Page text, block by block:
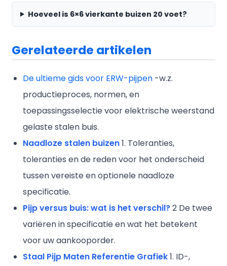
Hoeveel is 6×6 vierkante buizen 20 voet?
Gerelateerde artikelen
De ultieme gids voor ERW-pijpen-w.z.
productieproces, normen, en
toepassingsselectie voor elektrische weerstand
gelaste stalen buis.
Naadloze stalen buizen1. Toleranties,
toleranties en de reden voor het onderscheid
tussen vereiste en optionele naadloze
specificatie.
Pijp versus buis: wat is het verschil?2 De twee
variëren in specificatie en wat het betekent
voor uw aankooporder.
Staal Pijp Maten Referentie Grafiek1. ID-,